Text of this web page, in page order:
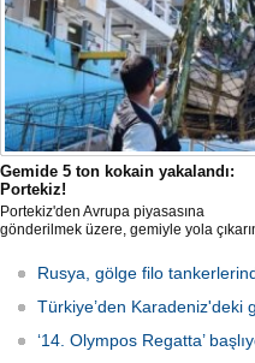
Gemide 5 ton kokain yakalandı:
Portekiz!
Portekiz'den Avrupa piyasasına
gönderilmek üzere, gemiyle yola
hava ve deniz kuvvetlerinin
operasyonuyla durduruldu. Operasyon
kapsamında, gemideki iki yabancı
uyruklu kişi bir gemi mürettebatı
gözaltına alındı.
Rusya, gölge filo
Türkiye’den Karadeniz'deki
‘14. Olympos Regatta’